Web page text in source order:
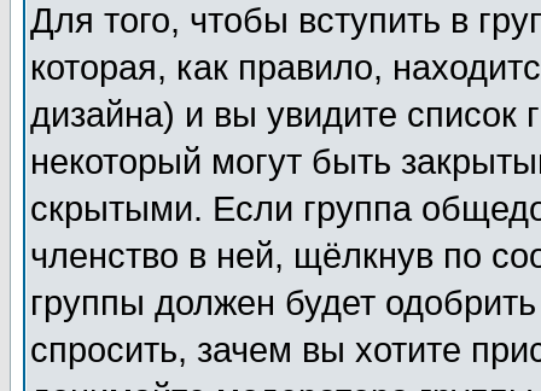
Для того, чтобы вступить в
которая, как правило,
дизайна) и вы увидите список
некоторый могут быть
скрытыми. Если группа
членство в ней, щёлкнув по
группы должен будет
спросить, зачем вы хотите